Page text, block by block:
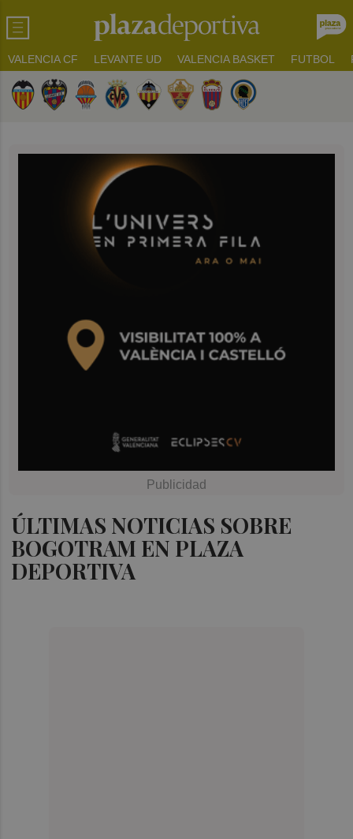
VALENCIA CF LEVANTE UD VALENCIA BASKET FUTBOL
ÚLTIMAS NOTICIAS SOBRE
BOGOTRAM EN PLAZA
DEPORTIVA